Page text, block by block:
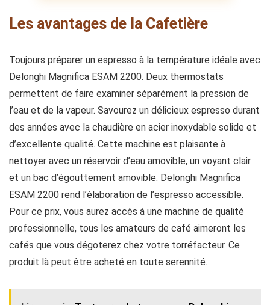
Les avantages de la Cafetière
Toujours préparer un espresso à la température idéale avec
Delonghi Magnifica ESAM 2200. Deux thermostats
permettent de faire examiner séparément la pression de
l’eau et de la vapeur. Savourez un délicieux espresso durant
des années avec la chaudière en acier inoxydable solide et
d’excellente qualité. Cette machine est plaisante à
nettoyer avec un réservoir d’eau amovible, un voyant clair
et un bac d’égouttement amovible. Delonghi Magnifica
ESAM 2200 rend l’élaboration de l’espresso accessible.
Pour ce prix, vous aurez accès à une machine de qualité
professionnelle, tous les amateurs de café aimeront les
cafés que vous dégoterez chez votre torréfacteur. Ce
produit là peut être acheté en toute serennité.